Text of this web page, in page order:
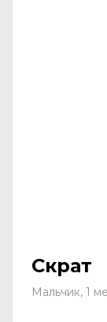
Скрат
Мальчик, 1